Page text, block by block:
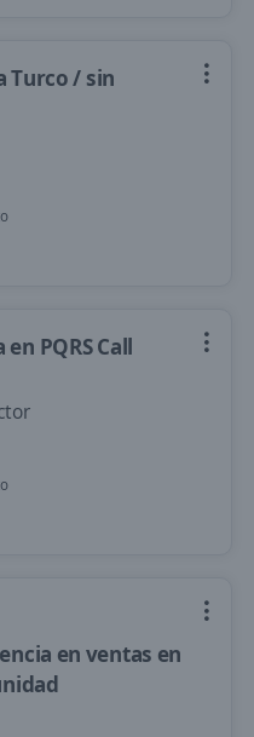
Turco / sin
PQRS Call
en ventas en